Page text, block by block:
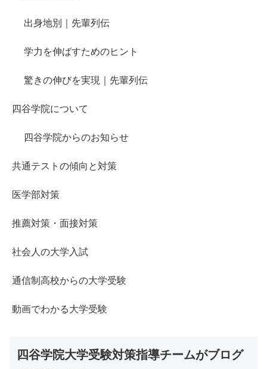
出身地別｜先輩列伝
学力を伸ばすためのヒント
驚きの伸びを実現｜先輩列伝
四谷学院について
四谷学院からのお知らせ
共通テストの傾向と対策
医学部対策
推薦対策・面接対策
社会人の大学入試
通信制高校からの大学受験
動画でわかる大学受験
四谷学院大学受験対策指導チームがブログ